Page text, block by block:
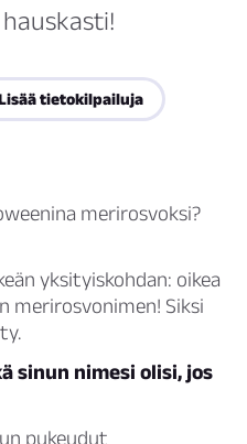
tietokilpailuja
merirosvoksi?
yksityiskohdan: oikea
merirosvonimen! Siksi
sinun nimesi olisi, jos
pukeudut